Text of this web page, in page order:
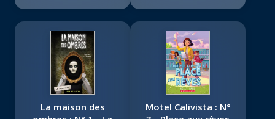
La maison des
Motel Calivista : N°